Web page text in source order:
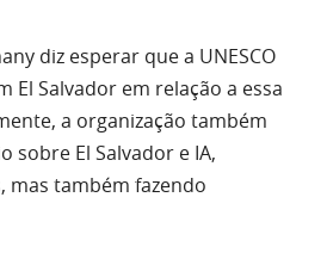
diz esperar que a UNESCO
El Salvador em relação a essa
a organização também
sobre El Salvador e IA,
mas também fazendo